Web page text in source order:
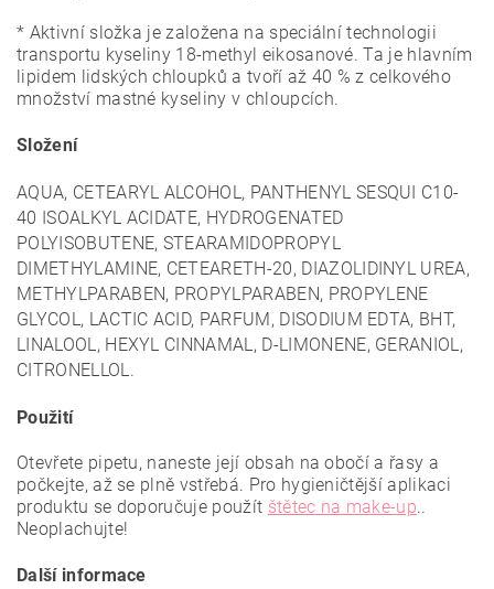
* Aktivní složka je založena na speciální technologii
transportu kyseliny 18-methyl eikosanové. Ta je hlavním
lipidem lidských chloupků a tvoří až 40 % z celkového
množství mastné kyseliny v chloupcích.
Složení
AQUA, CETEARYL ALCOHOL, PANTHENYL SESQUI C10-
40 ISOALKYL ACIDATE, HYDROGENATED
POLYISOBUTENE, STEARAMIDOPROPYL
DIMETHYLAMINE, CETEARETH-20, DIAZOLIDINYL UREA,
METHYLPARABEN, PROPYLPARABEN, PROPYLENE
GLYCOL, LACTIC ACID, PARFUM, DISODIUM EDTA, BHT,
LINALOOL, HEXYL CINNAMAL, D-LIMONENE, GERANIOL,
CITRONELLOL.
Použití
Otevřete pipetu, naneste její obsah na obočí a řasy a
počkejte, až se plně vstřebá. Pro hygieničtější aplikaci
produktu se doporučuje použít štětec na make-up..
Neoplachujte!
Další informace